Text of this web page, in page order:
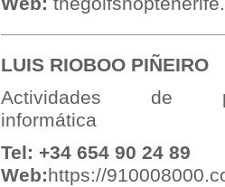
LUIS RIOBOO PIÑEIRO
Actividades de
informática
Tel: +34 654 90 24 89
Web:https://